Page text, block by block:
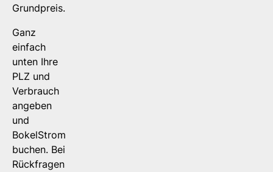
Grundpreis.
Ganz
einfach
unten Ihre
PLZ und
Verbrauch
angeben
und
BokelStrom
buchen. Bei
Rückfragen